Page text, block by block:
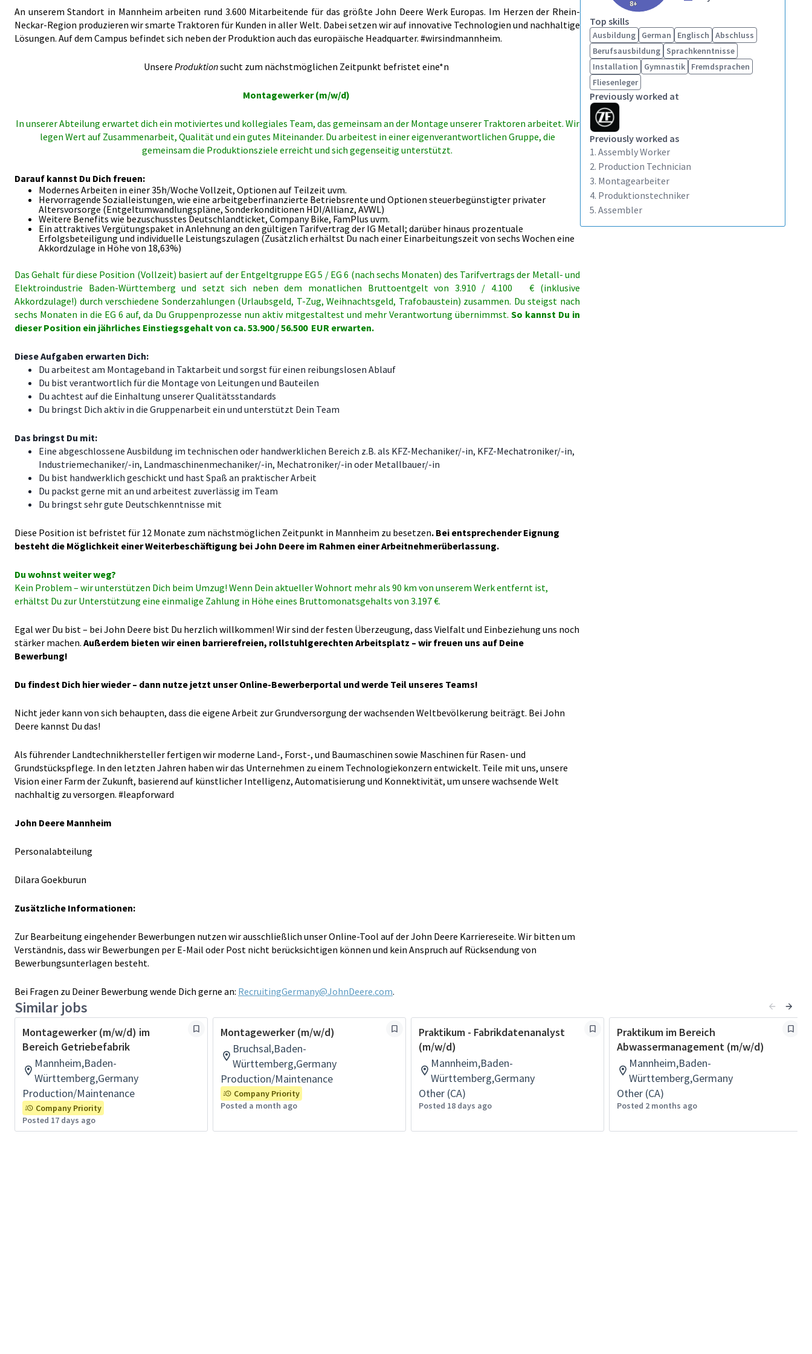
An unserem Standort in Mannheim arbeiten rund 3.600 Mitarbeitende für das größte John Deere Werk Europas. Im Herzen der Rhein-
Neckar-Region produzieren wir smarte Traktoren für Kunden in aller Welt. Dabei setzen wir auf innovative Technologien und nachhaltige
Lösungen. Auf dem Campus befindet sich neben der Produktion auch das europäische Headquarter. #wirsindmannheim.
Unsere Produktionsucht zum nächstmöglichen Zeitpunkt befristeteine*n
Montagewerker (m/w/d)
In unserer Abteilung erwartet dich ein motiviertes und kollegiales Team, das gemeinsam an der Montage unserer Traktoren arbeitet. Wir
legen Wert auf Zusammenarbeit, Qualität und ein gutes Miteinander. Du arbeitest in einer eigenverantwortlichen Gruppe, die
gemeinsam die Produktionsziele erreicht und sich gegenseitig unterstützt.
Darauf kannst Du Dich freuen:
Modernes Arbeiten in einer 35h/Woche Vollzeit, Optionen auf Teilzeit uvm.
Hervorragende Sozialleistungen, wie eine arbeitgeberfinanzierte Betriebsrente und Optionen steuerbegünstigter privater
Altersvorsorge (Entgeltumwandlungspläne, Sonderkonditionen HDI/Allianz, AVWL)
Weitere Benefits wie bezuschusstes Deutschlandticket, Company Bike, FamPlus uvm.
Ein attraktives Vergütungspaket in Anlehnung an den gültigen Tarifvertrag der IG Metall; darüber hinaus prozentuale
Erfolgsbeteiligung und individuelle Leistungszulagen (Zusätzlich erhältst Du nach einer Einarbeitungszeit von sechs Wochen eine
Akkordzulage in Höhe von 18,63%)
Das Gehalt für diese Position (Vollzeit) basiert auf der Entgeltgruppe EG 5 / EG 6 (nach sechs Monaten) des Tarifvertrags der Metall- und
Elektroindustrie Baden-Württemberg und setzt sich neben dem monatlichen Bruttoentgelt von 3.910 / 4.100 € (inklusive
Akkordzulage!) durch verschiedene Sonderzahlungen (Urlaubsgeld, T-Zug, Weihnachtsgeld, Trafobaustein) zusammen. Du steigst nach
sechs Monaten in die EG 6 auf, da Du Gruppenprozesse nun aktiv mitgestaltest und mehr Verantwortung übernimmst. So kannst Du in
dieser Position ein jährliches Einstiegsgehalt von ca. 53.900 / 56.500 EUR erwarten.
Diese Aufgaben erwarten Dich:
Du arbeitest am Montageband in Taktarbeit und sorgst für einen reibungslosen Ablauf
Du bist verantwortlich für die Montage von Leitungen und Bauteilen
Du achtest auf die Einhaltung unserer Qualitätsstandards
Du bringst Dich aktiv in die Gruppenarbeit ein und unterstützt Dein Team
Das bringst Du mit:
Eine abgeschlossene Ausbildung im technischen oder handwerklichen Bereich z.B. als KFZ-Mechaniker/-in, KFZ-Mechatroniker/-in,
Industriemechaniker/-in, Landmaschinenmechaniker/-in, Mechatroniker/-in oder Metallbauer/-in
Du bist handwerklich geschickt und hast Spaß an praktischer Arbeit
Du packst gerne mit an und arbeitest zuverlässig im Team
Du bringst sehr gute Deutschkenntnisse mit
Diese Position ist befristet für 12 Monate zum nächstmöglichen Zeitpunkt in Mannheim zu besetzen. Bei entsprechender Eignung
besteht die Möglichkeit einer Weiterbeschäftigung bei John Deere im Rahmen einer Arbeitnehmerüberlassung.
Du wohnst weiter weg?
Kein Problem – wir unterstützen Dich beim Umzug! Wenn Dein aktueller Wohnort mehr als 90 km von unserem Werk entfernt ist,
erhältst Du zur Unterstützung eine einmalige Zahlung in Höhe eines Bruttomonatsgehalts von 3.197 €.
Egal wer Du bist – bei John Deere bist Du herzlich willkommen! Wir sind der festen Überzeugung, dass Vielfalt und Einbeziehung uns noch
stärker machen. Außerdem bieten wir einen barrierefreien, rollstuhlgerechten Arbeitsplatz – wir freuen uns auf Deine
Bewerbung!
Du findest Dich hier wieder – dann nutze jetzt unser Online-Bewerberportal und werde Teil unseres Teams!
Nicht jeder kann von sich behaupten, dass die eigene Arbeit zur Grundversorgung der wachsenden Weltbevölkerung beiträgt. Bei John
Deere kannst Du das!
Als führender Landtechnikhersteller fertigen wir moderne Land-, Forst-, und Baumaschinen sowie Maschinen für Rasen- und
Grundstückspflege. In den letzten Jahren haben wir das Unternehmen zu einem Technologiekonzern entwickelt. Teile mit uns, unsere
Vision einer Farm der Zukunft, basierend auf künstlicher Intelligenz, Automatisierung und Konnektivität, um unsere wachsende Welt
nachhaltig zu versorgen. #leapforward
John Deere Mannheim
Personalabteilung
Dilara Goekburun
Zusätzliche Informationen:
Zur Bearbeitung eingehender Bewerbungen nutzen wir ausschließlich unser Online-Tool auf der John Deere Karriereseite. Wir bitten um
Verständnis, dass wir Bewerbungen per E-Mail oder Post nicht berücksichtigen können und kein Anspruch auf Rücksendung von
Bewerbungsunterlagen besteht.
Bei Fragen zu Deiner Bewerbung wende Dich gerne an: RecruitingGermany@JohnDeere.com.
8+
Top skills
Ausbildung German Englisch
Abschluss
Berufsausbildung
Sprachkenntnisse
Installation
Gymnastik
Fremdsprachen
Fliesenleger
Previously worked at
Previously worked as
1. Assembly Worker
2. Production Technician
3. Montagearbeiter
4. Produktionstechniker
5. Assembler
Similar jobs
Montagewerker (m/w/d) im
Bereich Getriebefabrik
Mannheim,Baden-
Württemberg,Germany
Production/Maintenance
Company Priority
Posted 17 days ago
Montagewerker (m/w/d)
Bruchsal,Baden-
Württemberg,Germany
Production/Maintenance
Company Priority
Posted a month ago
Praktikum - Fabrikdatenanalyst
(m/w/d)
Mannheim,Baden-
Württemberg,Germany
Other (CA)
Posted 18 days ago
Praktikum im Bereich
Abwassermanagement (m/w/d)
Mannheim,Baden-
Württemberg,Germany
Other (CA)
Posted 2 months ago